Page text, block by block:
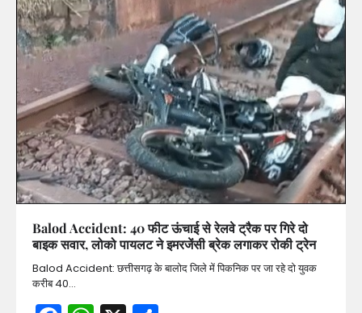
Balod Accident: 40 फीट ऊंचाई से रेलवे ट्रैक पर गिरे दो
बाइक सवार, लोको पायलट ने इमरजेंसी ब्रेक लगाकर रोकी ट्रेन
Balod Accident: छत्तीसगढ़ के बालोद जिले में पिकनिक पर जा रहे दो युवक
करीब 40…